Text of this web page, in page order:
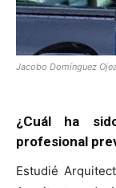
Jacobo Domínguez
¿Cuál ha
profesional
Estudié